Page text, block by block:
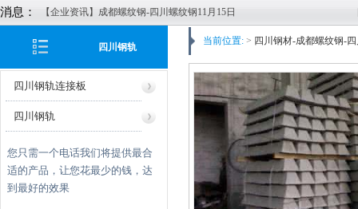
消息：
【企业资讯】成都螺纹钢-四川螺纹钢11月15日
【企业资讯】四川钢材-成都螺纹钢-四川钢轨-
成都轨道-四川方管-成都矩管鑫红鑫2022年11月
8日报价
【企业资讯】四川钢轨-成都螺纹钢-成都鑫红鑫
【企业资讯】成都螺纹钢发布2022年10月27日
最新价格
【企业资讯】四川H型钢-成都H型钢-成都市鑫
四川钢轨
四川钢轨连接板
四川钢轨
您只需一个电话我们将提供最合
适的产品，让您花最少的钱，达
到最好的效果
当前位置: > 四川钢材-成都螺纹钢-